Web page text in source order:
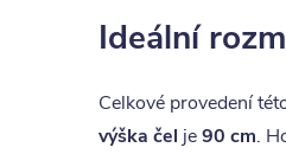
Ideální
Celkové provedení
výška čel je90 cm.